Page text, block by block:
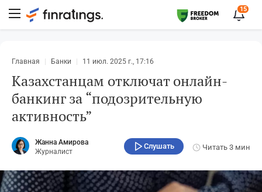
15
Главная Банки 11 июл. 2025 г., 17:16
Казахстанцам отключат онлайн-
банкинг за “подозрительную
активность”
Жанна Амирова
Журналист
Слушать Читать 3 мин